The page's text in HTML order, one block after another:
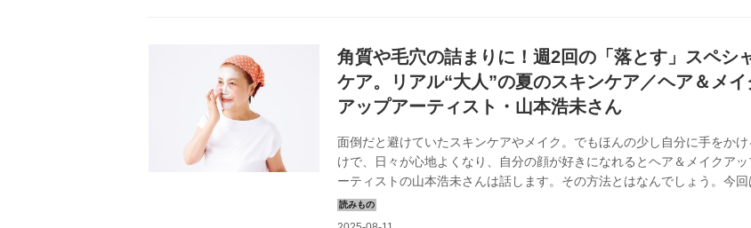
角質や毛穴の詰まりに！週2回の「落とす」スペシ
ケア。リアル“大人”の夏のスキンケア／ヘア＆メイ
アップアーティスト・山本浩未さん
面倒だと避けていたスキンケアやメイク。でもほんの少し自分に手をかけ
けで、日々が心地よくなり、自分の顔が好きになれるとヘア＆メイクアッ
ーティストの山本浩未さんは話します。その方法とはなんでしょう。今回
週に数回の「落とす」スペシャルケアについて伺いました。（『天然生活
2024年8月号掲載）